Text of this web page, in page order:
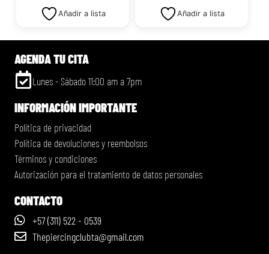
Añadir a lista Añadir a lista
AGENDA TU CITA
Lunes - Sábado 11:00 am a 7pm
INFORMACIÓN IMPORTANTE
Política de privacidad
Política de devoluciones y reembolsos
Términos y condiciones
Autorización para el tratamiento de datos personales
CONTACTO
+57 (311) 522 - 0539
Thepiercingclubta@gmail.com